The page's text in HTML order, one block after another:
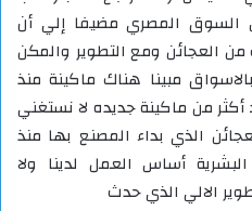
السوق المصري مضيفا إلي أن
الأساسيات من العجائن ومع التطوير والمكن
مبينا هناك ماكينة منذ
من ماكينة جديده لا نستغني
الذي بداء المصنع بها منذ
أساس العمل لدينا ولا
الالي الذي حدث